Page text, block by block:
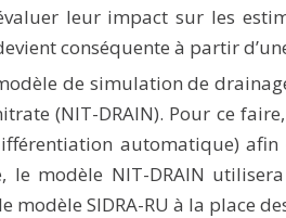
leur impact sur les
conséquente à partir
de simulation de
(NIT-DRAIN). Pour ce
automatique)
le modèle NIT-DRAIN
SIDRA-RU à la place